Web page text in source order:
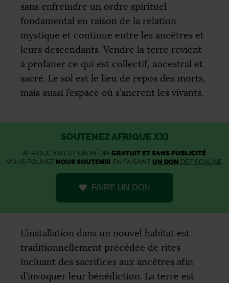
sans enfreindre un ordre spirituel
fondamental en raison de la relation
mystique et continue entre les ancêtres et
leurs descendants. Vendre la terre revient
à profaner ce qui est collectif, ancestral et
sacré. Le sol est le lieu de repos des morts,
mais aussi l’espace où s’ancrent les vivants.
SOUTENEZ AFRIQUE XXI
AFRIQUE XXI EST UN MÉDIA GRATUIT ET SANS PUBLICITÉ.
VOUS POUVEZ NOUS SOUTENIR EN FAISANT UN DON DÉFISCALISÉ
FAIRE UN DON
L’installation dans un nouvel habitat est
traditionnellement précédée de rites
incluant des sacrifices aux ancêtres afin
d’invoquer leur bénédiction. La terre est